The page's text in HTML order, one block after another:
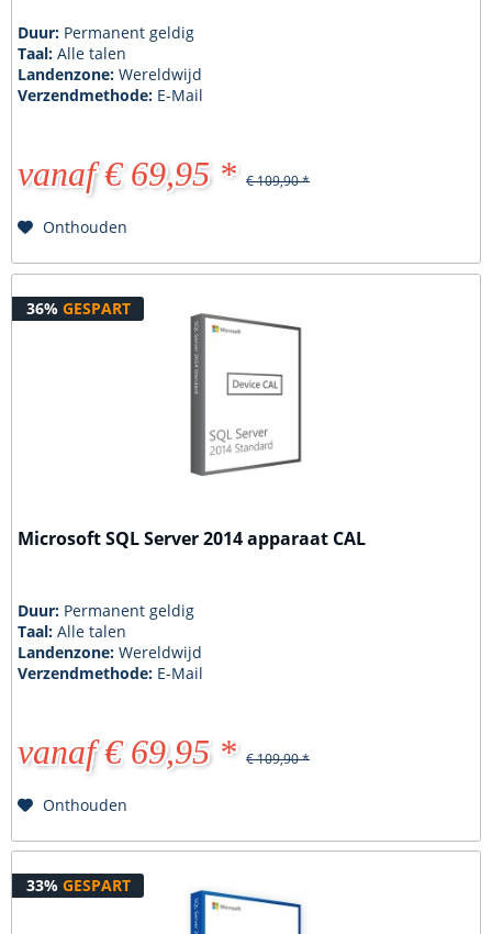
Duur: Permanent geldig
Taal:Alle talen
Landenzone:Wereldwijd
Verzendmethode: E-Mail
vanaf € 69,95 * € 109,90 *
Onthouden
36% GESPART
Microsoft SQL Server 2014 apparaat CAL
Duur: Permanent geldig
Taal:Alle talen
Landenzone:Wereldwijd
Verzendmethode: E-Mail
vanaf € 69,95 * € 109,90 *
Onthouden
33% GESPART